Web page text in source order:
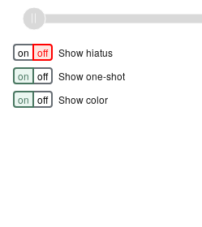
on off
Show hiatus
on
off
Show one-shot
on
off Show color